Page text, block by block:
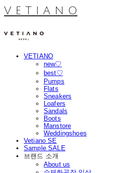
V E T I A N O
VETIANO
new♡
best♡
Pumps
Flats
Sneakers
Loafers
Sandals
Boots
Manstore
Weddingshoes
Vetiano SE
Sample SALE
브랜드 소개
About us